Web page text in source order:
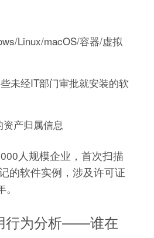
Linux/macOS/容器/虚拟
未经IT部门审批就安装的软
产归属信息
人规模企业，首次扫描
的软件实例，涉及许可证
行为分析——谁在